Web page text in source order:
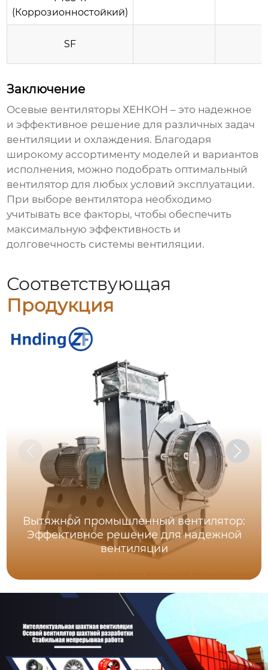
(Коррозионностойкий)
SF
Заключение
Осевые вентиляторыХЕНКОН – это надежное
и эффективное решение для различных задач
вентиляции и охлаждения. Благодаря
широкому ассортименту моделей и вариантов
исполнения, можно подобрать оптимальный
вентилятор для любых условий эксплуатации.
При выборе вентилятора необходимо
учитывать все факторы, чтобы обеспечить
максимальную эффективность и
долговечность системы вентиляции.
Соответствующая
Продукция
Вытяжной промышленный вентилятор:
Эффективное решение для надежной
вентиляции